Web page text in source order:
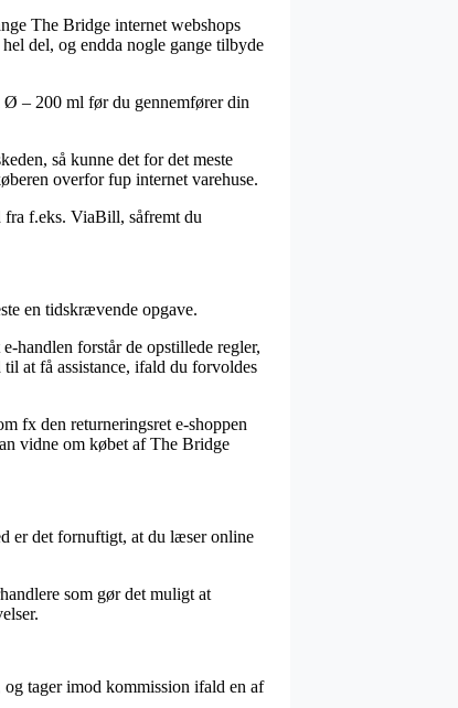
The Bridge internet webshops
del, og endda nogle gange tilbyde
Ø – 200 ml før du gennemfører din
så kunne det for det meste
overfor fup internet varehuse.
fra f.eks. ViaBill, såfremt du
en tidskrævende opgave.
handlen forstår de opstillede regler,
at få assistance, ifald du forvoldes
fx den returneringsret e-shoppen
vidne om købet af The Bridge
er det fornuftigt, at du læser online
som gør det muligt at
og tager imod kommission ifald en af